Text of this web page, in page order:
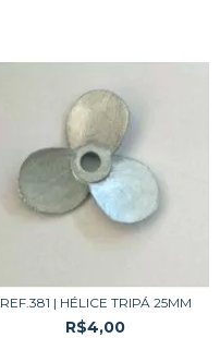
REF.381 | HÉLICE TRIPÁ 25MM
R$4,00